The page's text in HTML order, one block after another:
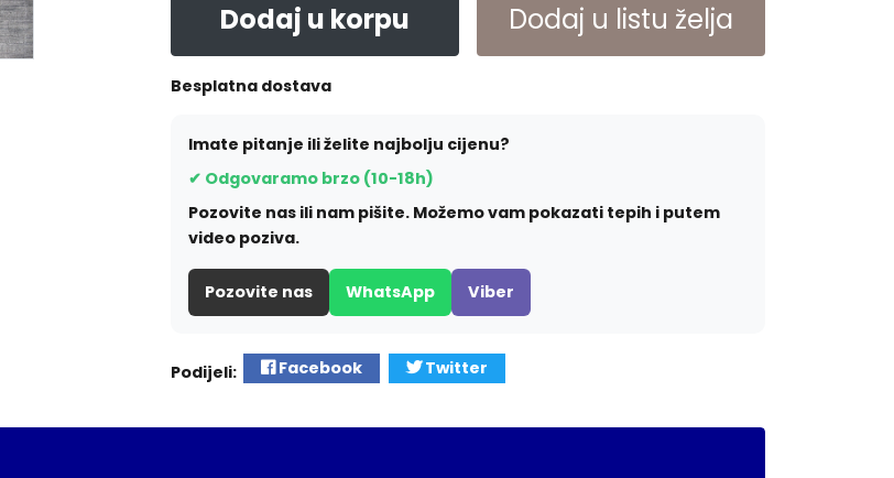
Dodaj u korpu Dodaj u listu želja
Besplatna dostava
Imate pitanje ili želite najbolju cijenu?
✔ Odgovaramo brzo (10-18h)
Pozovite nas ili nam pišite. Možemo vam pokazati tepih i putem
video poziva.
Pozovite nas WhatsApp Viber
Podijeli: Facebook Twitter